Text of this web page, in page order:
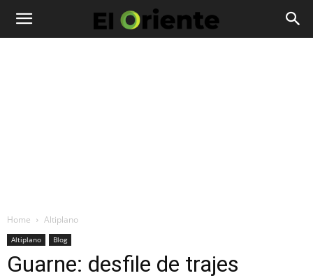
Home Altiplano
Altiplano Blog
Guarne: desfile de trajes